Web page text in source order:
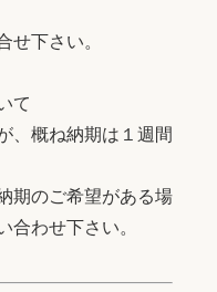
せ下さい。
て
、概ね納期は１週間
期のご希望がある場
合わせ下さい。